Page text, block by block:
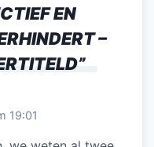
EN
–
”
19:01